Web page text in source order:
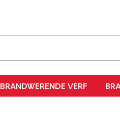
BRANDWERENDE VERF